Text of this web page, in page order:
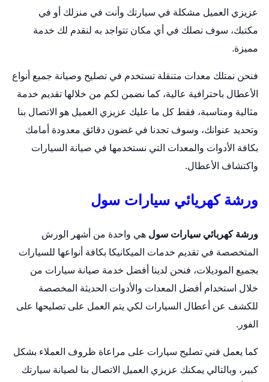
عزيزي العميل مشكلة في سيارتك وأنت في منزلك أو في
مكتبك، سوف نصلك في أي مكان تتواجد به لنقدم لك خدمة
مميزة.
فنحن نمتلك معدات متنقلة تستخدم في تصليح وصيانة جميع أنواع
الأعطال باحترافية عالية، كما نضمن لكم من خلالها تقديم خدمة
مثالية ومناسبة، فقط كل ما عليك عزيزي العميل هو الاتصال بنا
وتحديد عنوانك، وسوف تجدنا في غضون دقائق معدودة أمامك
بكافة الأدوات والمعدات التي نستخدمها في صيانة السيارات
واكتشاف الأعطال.
ورشة كهريائي سيارات سول
ورشة كهربائي سيارات سول هي واحدة من أشهر الورش
المتخصصة في تقديم خدمات الميكانيكا بكافة أنواعها للسيارات
بجميع الموديلات، فنحن لدينا أفضل خدمة صيانة سيارات من
خلال استخدام أفضل المعدات والأدوات الحديثة المخصصة
للكشف عن أعطال السيارات لكي يتم العمل على تصليحها على
الفور.
كما يعمل فني تصليح سيارات على مراعاة ظروف العملاء بشكل
كبير، وبالتالي يمكنك عزيزي العميل الاتصال بنا لصيانة سيارتك